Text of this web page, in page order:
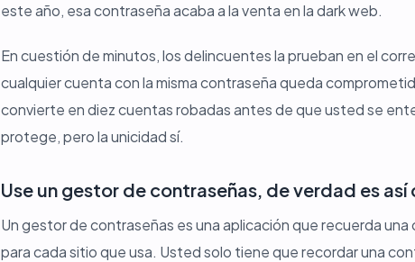
este año, esa contraseña acaba a la venta en la dark web.
En cuestión de minutos, los delincuentes la prueban en el
cualquier cuenta con la misma contraseña queda
convierte en diez cuentas robadas antes de que usted se
protege, pero la unicidad sí.
Use un gestor de contraseñas, de verdad es así
Un gestor de contraseñas es una aplicación que recuerda
para cada sitio que usa. Usted solo tiene que recordar una